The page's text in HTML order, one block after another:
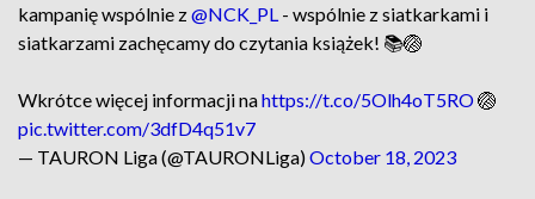
kampanię wspólnie z@NCK_PL - wspólnie z siatkarkami i
siatkarzami zachęcamy do czytania książek! 📚🏐
Wkrótce więcej informacji nahttps://t.co/5Olh4oT5RO🏐
pic.twitter.com/3dfD4q51v7
— TAURON Liga (@TAURONLiga)October 18, 2023